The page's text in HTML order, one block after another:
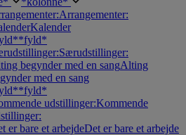
Arrangementer:
Kalender
*fyld*
Særudstillinger:
begynder med en sangAlting
med en sang
*fyld*
udstillinger:Kommende
er bare et arbejdeDet er bare et arbejde